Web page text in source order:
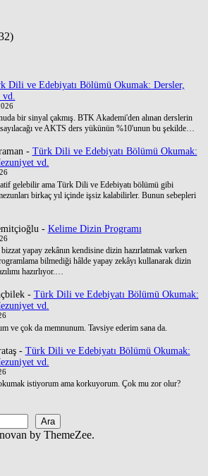
Dili ve Edebiyatı Bölümü Okumak: Dersler,
bir sinyal çakmış. BTK Akademi'den alınan derslerin
ve AKTS ders yükünün %10'unun bu şekilde…
- Türk Dili ve Edebiyatı Bölümü Okumak:
vd.
gelebilir ama Türk Dili ve Edebiyatı bölümü gibi
birkaç yıl içinde işsiz kalabilirler. Bunun sebepleri
- Kelime Dizin Programı
yapay zekânın kendisine dizin hazırlatmak varken
bilmediği hâlde yapay zekâyı kullanarak dizin
hazırlıyor.…
- Türk Dili ve Edebiyatı Bölümü Okumak:
vd.
ve çok da memnunum. Tavsiye ederim sana da.
- Türk Dili ve Edebiyatı Bölümü Okumak:
vd.
istiyorum ama korkuyorum. Çok mu zor olur?
Ara
by ThemeZee.